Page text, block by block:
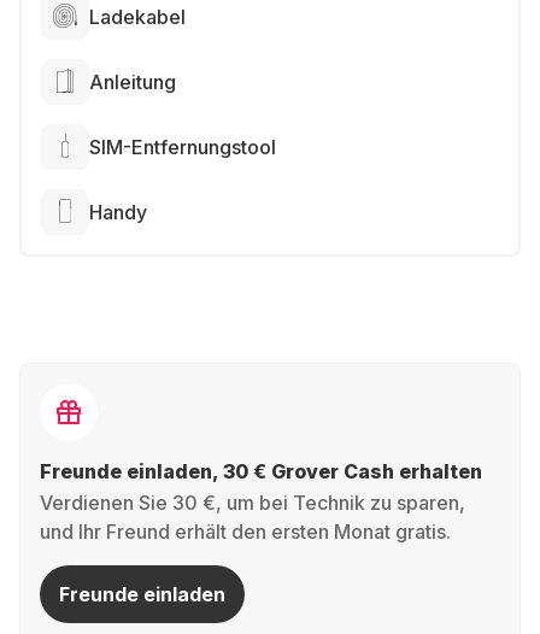
Ladekabel
Anleitung
SIM-Entfernungstool
Handy
Freunde einladen, 30 € Grover Cash erhalten
Verdienen Sie 30 €, um bei Technik zu sparen,
und Ihr Freund erhält den ersten Monat gratis.
Freunde einladen